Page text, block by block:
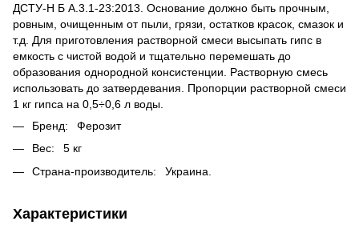
ДСТУ-Н Б А.3.1-23:2013. Основание должно быть прочным,
ровным, очищенным от пыли, грязи, остатков красок, смазок и
т.д. Для приготовления растворной смеси высыпать гипс в
емкость с чистой водой и тщательно перемешать до
образования однородной консистенции. Растворную смесь
использовать до затвердевания. Пропорции растворной смеси
1 кг гипса на 0,5÷0,6 л воды.
Бренд: Ферозит
Вес: 5 кг
Страна-производитель: Украина.
Характеристики